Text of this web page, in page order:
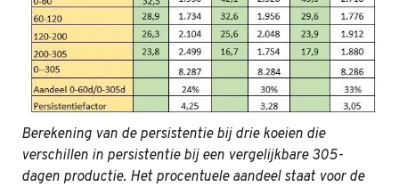
Berekening van de persistentie bij drie koeien die
verschillen in persistentie bij een vergelijkbare 305-
dagen productie. Het procentuele aandeel staat voor de